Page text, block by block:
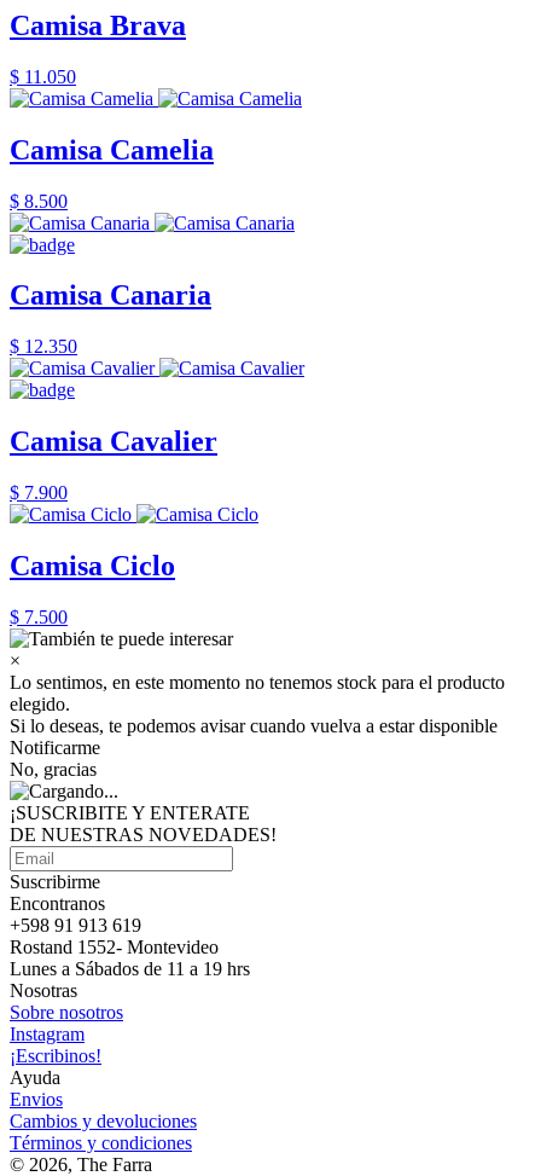
Camisa Brava
$ 11.050
Camisa Camelia
$ 8.500
Camisa Canaria
$ 12.350
Camisa Cavalier
$ 7.900
Camisa Ciclo
$ 7.500
×
Lo sentimos, en este momento no tenemos stock para el producto
elegido.
Si lo deseas, te podemos avisar cuando vuelva a estar disponible
Notificarme
No, gracias
¡SUSCRIBITE Y ENTERATE
DE NUESTRAS NOVEDADES!
Suscribirme
Encontranos
+598 91 913 619
Rostand 1552- Montevideo
Lunes a Sábados de 11 a 19 hrs
Nosotras
Sobre nosotros
Instagram
¡Escribinos!
Ayuda
Envios
Cambios y devoluciones
Términos y condiciones
© 2026, The Farra